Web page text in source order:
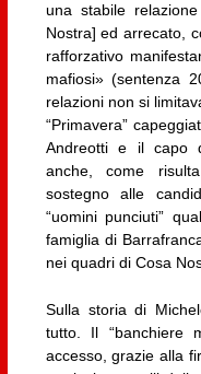
una stabile
Nostra] ed arrecato,
rafforzativo
mafiosi» (sentenza
relazioni non si
“Primavera”
Andreotti e il capo
anche, come
sostegno alle
“uomini punciuti”
famiglia di
nei quadri di Cosa
Sulla storia di
tutto. Il “banchiere
accesso, grazie alla